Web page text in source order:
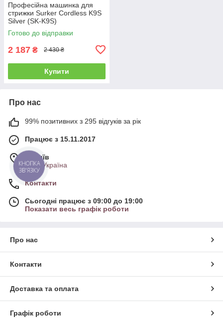
Професійна машинка для
стрижки Surker Cordless K9S
Silver (SK-K9S)
Готово до відправки
2 187 ₴ 2 430 ₴
Купити
Про нас
99% позитивних з 295 відгуків за рік
Працює з 15.11.2017
м. Київ
Київ, Україна
Контакти
Сьогодні працює з 09:00 до 19:00
Показати весь графік роботи
Про нас
Контакти
Доставка та оплата
Графік роботи
КНОПКА
ЗВ'ЯЗКУ